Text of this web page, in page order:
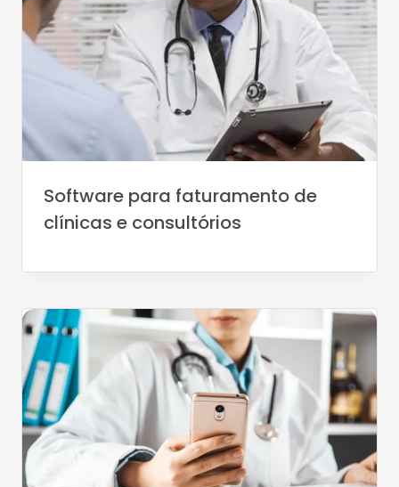
Software para faturamento de
clínicas e consultórios